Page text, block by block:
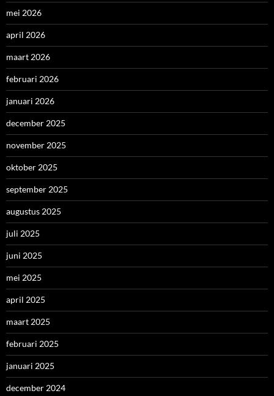
mei 2026
april 2026
maart 2026
februari 2026
januari 2026
december 2025
november 2025
oktober 2025
september 2025
augustus 2025
juli 2025
juni 2025
mei 2025
april 2025
maart 2025
februari 2025
januari 2025
december 2024